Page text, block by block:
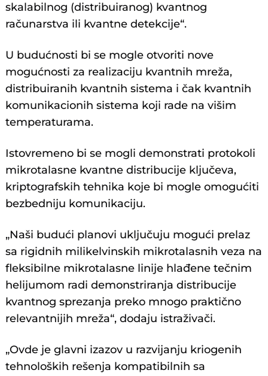
skalabilnog (distribuiranog) kvantnog
računarstva ili kvantne detekcije“.
U budućnosti bi se mogle otvoriti nove
mogućnosti za realizaciju kvantnih mreža,
distribuiranih kvantnih sistema i čak kvantnih
komunikacionih sistema koji rade na višim
temperaturama.
Istovremeno bi se mogli demonstrati protokoli
mikrotalasne kvantne distribucije ključeva,
kriptografskih tehnika koje bi mogle omogućiti
bezbedniju komunikaciju.
„Naši budući planovi uključuju mogući prelaz
sa rigidnih milikelvinskih mikrotalasnih veza na
fleksibilne mikrotalasne linije hlađene tečnim
helijumom radi demonstriranja distribucije
kvantnog sprezanja preko mnogo praktično
relevantnijih mreža“, dodaju istraživači.
„Ovde je glavni izazov u razvijanju kriogenih
tehnoloških rešenja kompatibilnih sa